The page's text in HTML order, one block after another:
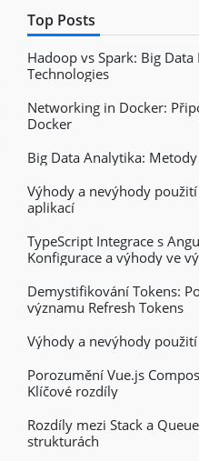
Top Posts
Hadoop vs Spark: Big Data
Technologies
Networking in Docker:
Docker
Big Data Analytika:
Výhody a nevýhody
aplikací
TypeScript Integrace s
Konfigurace a výhody ve
Demystifikování Tokens:
významu Refresh Tokens
Výhody a nevýhody
Porozumění Vue.js
Klíčové rozdíly
Rozdíly mezi Stack a
strukturách